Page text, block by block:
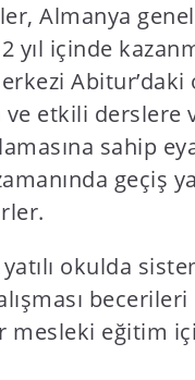
Almanya
yıl içinde
ve etkili derslere
sahip
geçiş
okulda
becerileri
mesleki eğitim